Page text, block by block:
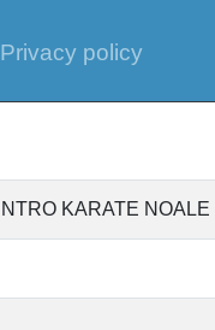
Privacy policy
KARATE NOALE